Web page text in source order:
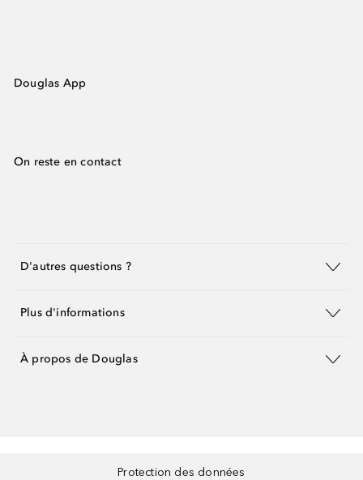
Douglas App
On reste en contact
D'autres questions ?
Plus d'informations
À propos de Douglas
Protection des données